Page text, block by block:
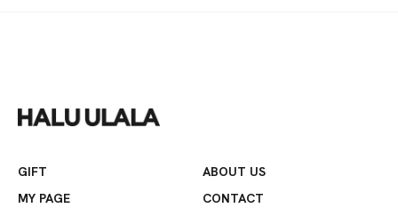
GIFT
ABOUT US
MY PAGE
CONTACT